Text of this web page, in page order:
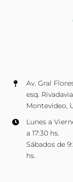
Av. Gral
esq. Rivadavia
Montevideo,
Lunes a
a 17:30 hs.
Sábados de
hs.